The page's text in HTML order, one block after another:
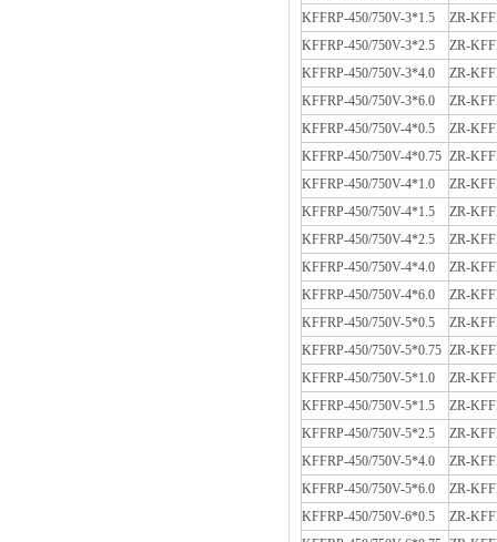
KFFRP-450/750V-3*1.5
ZR-
KFFRP-450/750V-3*2.5
ZR-
KFFRP-450/750V-3*4.0
ZR-
KFFRP-450/750V-3*6.0
ZR-
KFFRP-450/750V-4*0.5
ZR-
KFFRP-450/750V-4*0.75 ZR-
KFFRP-450/750V-4*1.0
ZR-
KFFRP-450/750V-4*1.5
ZR-
KFFRP-450/750V-4*2.5
ZR-
KFFRP-450/750V-4*4.0
ZR-
KFFRP-450/750V-4*6.0
ZR-
KFFRP-450/750V-5*0.5
ZR-
KFFRP-450/750V-5*0.75 ZR-
KFFRP-450/750V-5*1.0
ZR-
KFFRP-450/750V-5*1.5
ZR-
KFFRP-450/750V-5*2.5
ZR-
KFFRP-450/750V-5*4.0
ZR-
KFFRP-450/750V-5*6.0
ZR-
KFFRP-450/750V-6*0.5
ZR-